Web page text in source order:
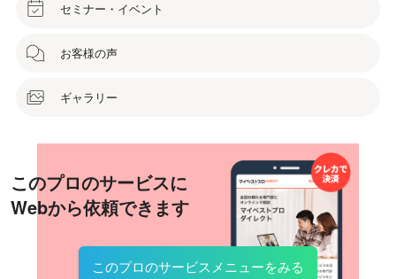
セミナー・イベント
お客様の声
ギャラリー
このプロのサービスに
Webから依頼できます
このプロのサービスメニューをみる